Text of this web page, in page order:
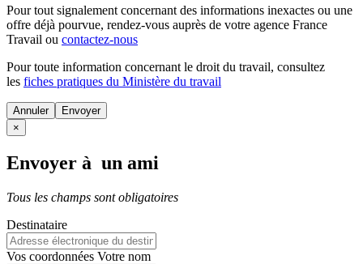
Pour tout signalement concernant des informations inexactes ou une
offre déjà pourvue, rendez-vous auprès de votre agence France
Travail ou contactez-nous
Pour toute information concernant le droit du travail, consultez
les fiches pratiques du Ministère du travail
Annuler
×
Envoyer à un ami
Tous les champs sont obligatoires
Destinataire
Vos coordonnées Votre nom